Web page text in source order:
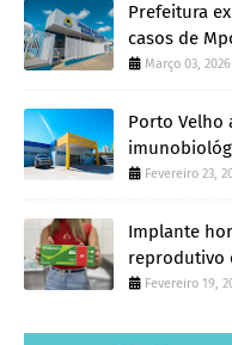
Prefeitura
casos de
Março 03, 2026
Porto Velho
Fevereiro 23,
Implante
reprodutivo
Fevereiro 19,